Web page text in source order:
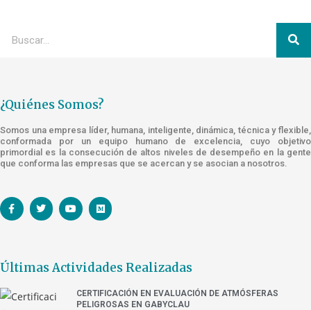
¿Quiénes Somos?
Somos una empresa líder, humana, inteligente, dinámica, técnica y flexible,
conformada por un equipo humano de excelencia, cuyo objetivo
primordial es la consecución de altos niveles de desempeño en la gente
que conforma las empresas que se acercan y se asocian a nosotros.
Últimas Actividades Realizadas
CERTIFICACIÓN EN EVALUACIÓN DE ATMÓSFERAS
PELIGROSAS EN GABYCLAU